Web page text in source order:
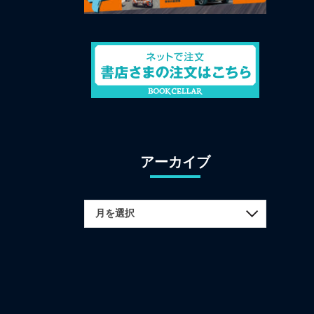
アーカイブ